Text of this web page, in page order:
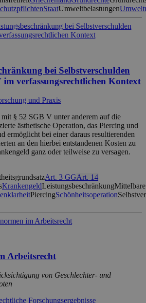
StaatUmweltbelastungen
bei Selbstverschulden
im verfassungsrechtlichen Kontext
und Praxis
§ 52 SGB V unter anderem auf die
ästhetische Operation, das Piercing und
ermöglicht bei einer daraus resultierenden
an den hierbei entstandenen Kosten zu
ganz oder teilweise zu versagen.
Art. 3 GGArt. 14
KrankengeldLeistungsbeschränkungMittelbare
PiercingSchönheitsoperation
Arbeitsrecht
von Geschlechter- und
Forschungsergebnisse